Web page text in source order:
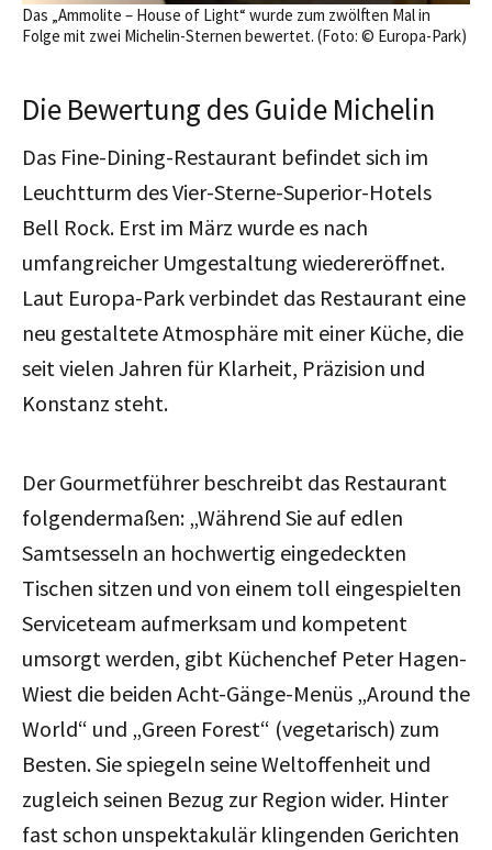
Das „Ammolite – House of Light“ wurde zum zwölften Mal in
Folge mit zwei Michelin-Sternen bewertet. (Foto: © Europa-Park)
Die Bewertung des Guide Michelin
Das Fine-Dining-Restaurant befindet sich im
Leuchtturm des Vier-Sterne-Superior-Hotels
Bell Rock. Erst im März wurde es nach
umfangreicher Umgestaltung wiedereröffnet.
Laut Europa-Park verbindet das Restaurant eine
neu gestaltete Atmosphäre mit einer Küche, die
seit vielen Jahren für Klarheit, Präzision und
Konstanz steht.
Der Gourmetführer beschreibt das Restaurant
folgendermaßen: „Während Sie auf edlen
Samtsesseln an hochwertig eingedeckten
Tischen sitzen und von einem toll eingespielten
Serviceteam aufmerksam und kompetent
umsorgt werden, gibt Küchenchef Peter Hagen-
Wiest die beiden Acht-Gänge-Menüs „Around the
World“ und „Green Forest“ (vegetarisch) zum
Besten. Sie spiegeln seine Weltoffenheit und
zugleich seinen Bezug zur Region wider. Hinter
fast schon unspektakulär klingenden Gerichten